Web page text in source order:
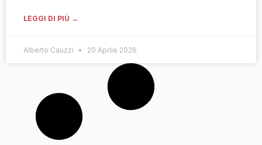
LEGGI DI PIÙ →
Alberto Cauzzi 20 Aprile 2026